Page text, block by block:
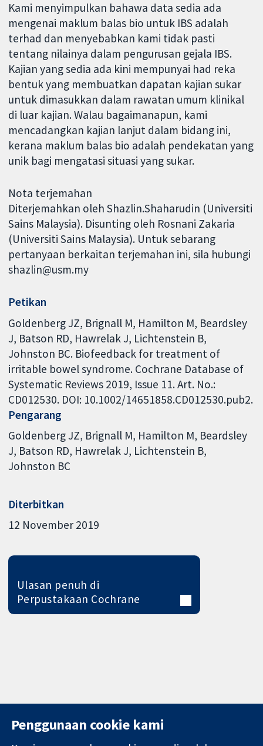
Kami menyimpulkan bahawa data sedia ada
mengenai maklum balas bio untuk IBS adalah
terhad dan menyebabkan kami tidak pasti
tentang nilainya dalam pengurusan gejala IBS.
Kajian yang sedia ada kini mempunyai had reka
bentuk yang membuatkan dapatan kajian sukar
untuk dimasukkan dalam rawatan umum klinikal
di luar kajian. Walau bagaimanapun, kami
mencadangkan kajian lanjut dalam bidang ini,
kerana maklum balas bio adalah pendekatan yang
unik bagi mengatasi situasi yang sukar.
Nota terjemahan
Diterjemahkan oleh Shazlin.Shaharudin (Universiti
Sains Malaysia). Disunting oleh Rosnani Zakaria
(Universiti Sains Malaysia). Untuk sebarang
pertanyaan berkaitan terjemahan ini, sila hubungi
shazlin@usm.my
Petikan
Goldenberg JZ, Brignall M, Hamilton M, Beardsley
J, Batson RD, Hawrelak J, Lichtenstein B,
Johnston BC. Biofeedback for treatment of
irritable bowel syndrome. Cochrane Database of
Systematic Reviews 2019, Issue 11. Art. No.:
CD012530. DOI: 10.1002/14651858.CD012530.pub2.
Pengarang
Goldenberg JZ Brignall M Hamilton M Beardsley
J Batson RD Hawrelak J Lichtenstein B
Johnston BC
Diterbitkan
12 November 2019
Ulasan penuh di
Perpustakaan Cochrane
Penggunaan cookie kami